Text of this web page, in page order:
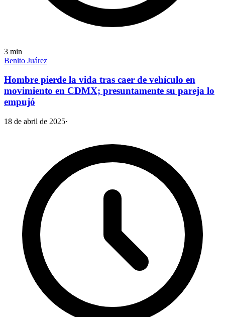
3 min
Benito Juárez
Hombre pierde la vida tras caer de vehículo en
movimiento en CDMX; presuntamente su pareja lo
empujó
18 de abril de 2025·